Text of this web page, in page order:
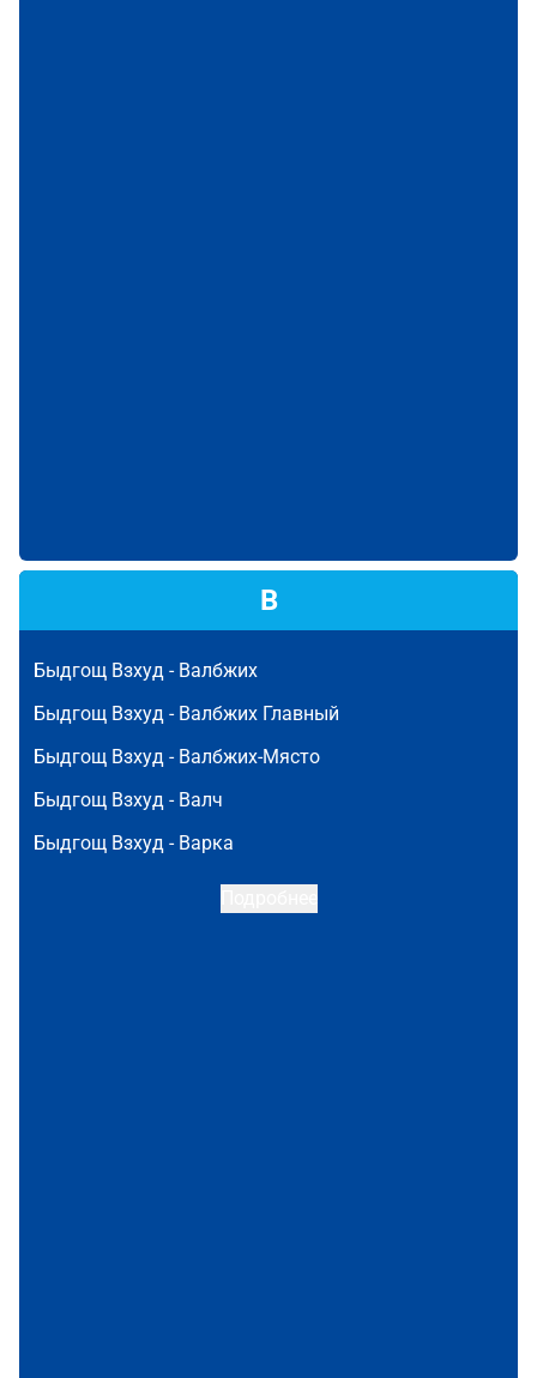
В
Быдгощ Взхуд - Валбжих
Быдгощ Взхуд - Валбжих Главный
Быдгощ Взхуд - Валбжих-Място
Быдгощ Взхуд - Валч
Быдгощ Взхуд - Варка